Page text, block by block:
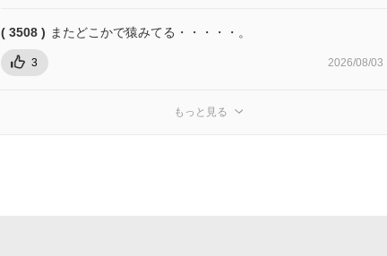
( 3508 ) またどこかで猿みてる・・・・・。
3 2026/08/03
もっと見る